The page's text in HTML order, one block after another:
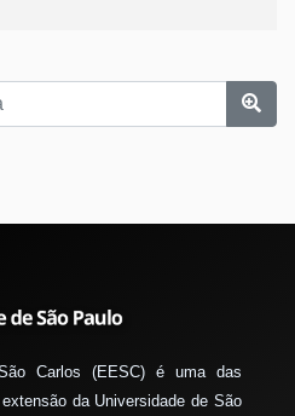
Carlos (EESC) é uma das
da Universidade de São